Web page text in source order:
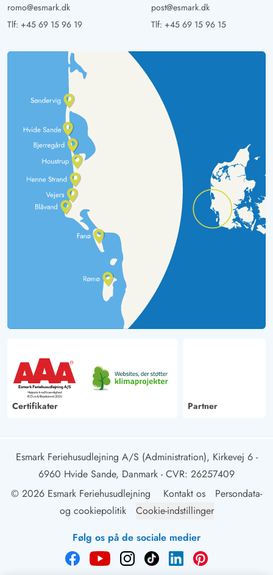
romo@esmark.dk
Tlf: +45 69 15 96 19
post@esmark.dk
Tlf: +45 69 15 96 15
Certifikater Partner
Esmark Feriehusudlejning A/S (Administration), Kirkevej 6 -
6960 Hvide Sande, Danmark - CVR: 26257409
© 2026 Esmark Feriehusudlejning
Kontakt os
Persondata-
og cookiepolitik
Cookie-indstillinger
Følg os på de sociale medier